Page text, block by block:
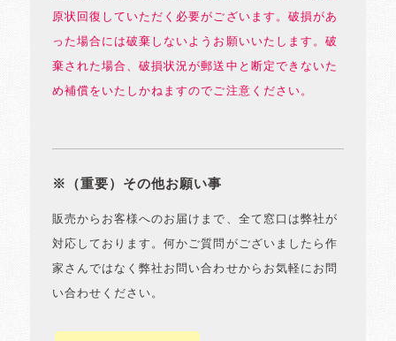
原状回復していただく必要がございます。破損があ
った場合には破棄しないようお願いいたします。破
棄された場合、破損状況が郵送中と断定できないた
め補償をいたしかねますのでご注意ください。
※（重要）その他お願い事
販売からお客様へのお届けまで、全て窓口は弊社が
対応しております。何かご質問がございましたら作
家さんではなく弊社お問い合わせからお気軽にお問
い合わせください。